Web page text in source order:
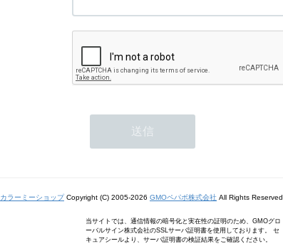
カラーミーショップCopyright (C) 2005-2026 GMOペパボ株式会社 All Rights Reserved.
当サイトでは、通信情報の暗号化と実在性の証明のため、GMOグロ
ーバルサイン株式会社のSSLサーバ証明書を使用しております。 セ
キュアシールより、サーバ証明書の検証結果をご確認ください。